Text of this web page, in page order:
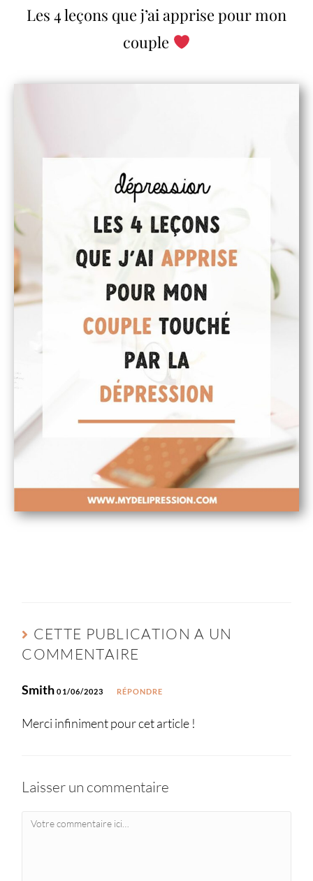
Les 4 leçons que j’ai apprise pour mon
couple
CETTE PUBLICATION A UN
COMMENTAIRE
Smith01/06/2023 RÉPONDRE
Merci infiniment pour cet article !
Laisser un commentaire